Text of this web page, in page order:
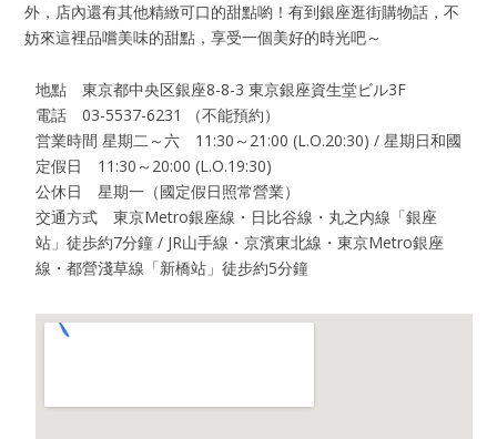
外，店內還有其他精緻可口的甜點喲！有到銀座逛街購物話，不
妨來這裡品嚐美味的甜點，享受一個美好的時光吧～
地點 東京都中央区銀座8-8-3 東京銀座資生堂ビル3F
電話 03-5537-6231 （不能預約）
営業時間 星期二～六 11:30～21:00 (L.O.20:30) / 星期日和國
定假日 11:30～20:00 (L.O.19:30)
公休日 星期一（國定假日照常營業）
交通方式 東京Metro銀座線・日比谷線・丸之内線「銀座
站」徒歩約7分鐘 / JR山手線・京濱東北線・東京Metro銀座
線・都營淺草線「新橋站」徒步約5分鐘